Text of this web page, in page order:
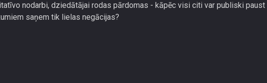
nodarbi, dziedātājai rodas pārdomas - kāpēc visi citi var publiski paust
saņem tik lielas negācijas?